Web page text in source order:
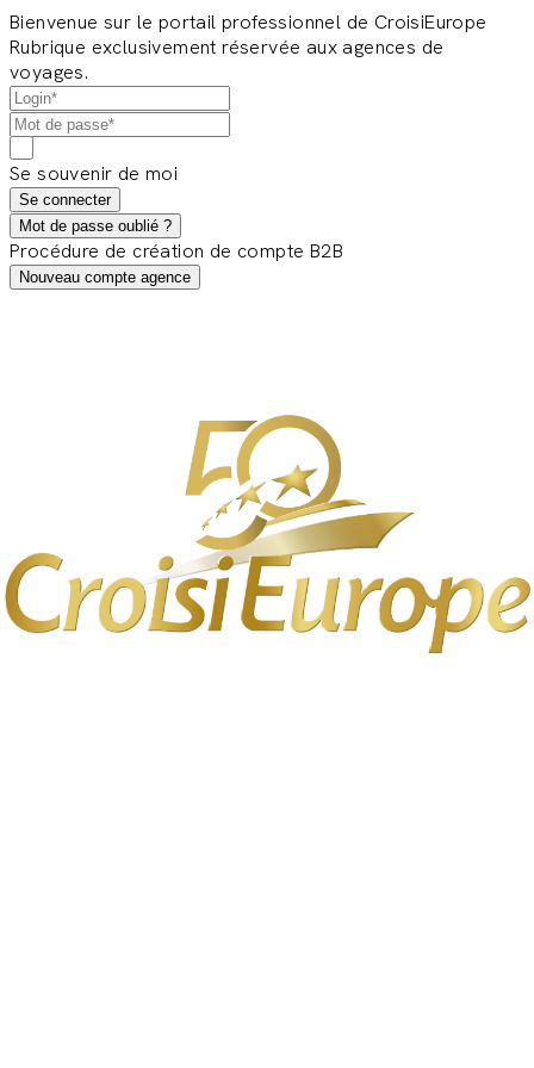
Bienvenue sur le portail professionnel de CroisiEurope
Rubrique exclusivement réservée aux agences de
voyages.
Se souvenir de moi
Se connecter
Mot de passe oublié ?
Procédure de création de compte B2B
Nouveau compte agence